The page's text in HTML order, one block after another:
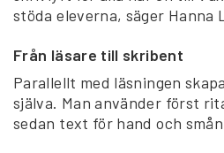
stöda eleverna, säger Hanna
Från läsare till skribent
Parallellt med läsningen
själva. Man använder först
sedan text för hand och